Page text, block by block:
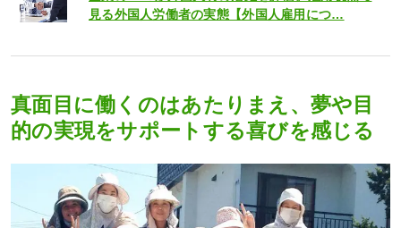
見る外国人労働者の実態【外国人雇用につ…
真面目に働くのはあたりまえ、夢や目
的の実現をサポートする喜びを感じる